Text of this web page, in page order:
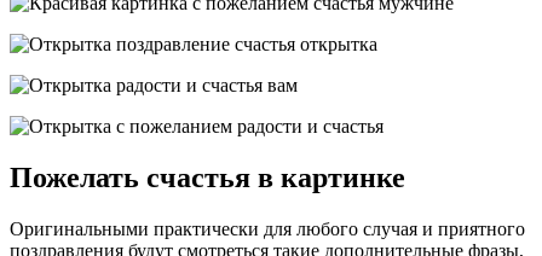
Пожелать счастья в картинке
Оригинальными практически для любого случая и приятного
поздравления будут смотреться такие дополнительные фразы,